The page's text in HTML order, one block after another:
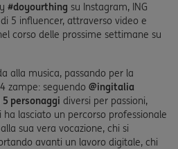
#doyourthing su Instagram, ING
5 influencer, attraverso video e
corso delle prossime settimane su
alla musica, passando per la
zampe: seguendo @ingitalia
5 personaggi diversi per passioni,
ha lasciato un percorso professionale
sua vera vocazione, chi si
avanti un lavoro digitale, chi